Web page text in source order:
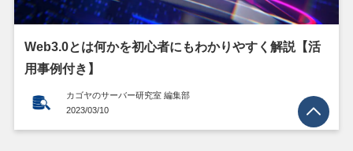
Web3.0とは何かを初心者にもわかりやすく解説【活
用事例付き】
カゴヤのサーバー研究室 編集部
2023/03/10